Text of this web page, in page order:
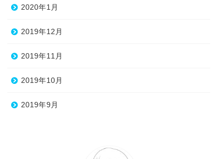
2020年1月
2019年12月
2019年11月
2019年10月
2019年9月